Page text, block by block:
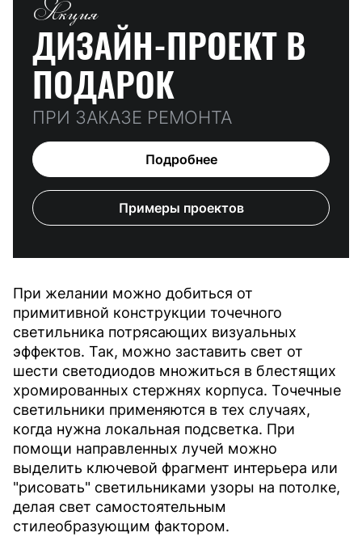
Акция
ДИЗАЙН-ПРОЕКТ В
ПОДАРОК
ПРИ ЗАКАЗЕ РЕМОНТА
Подробнее
Примеры проектов
При желании можно добиться от
примитивной конструкции точечного
светильника потрясающих визуальных
эффектов. Так, можно заставить свет от
шести светодиодов множиться в блестящих
хромированных стержнях корпуса. Точечные
светильники применяются в тех случаях,
когда нужна локальная подсветка. При
помощи направленных лучей можно
выделить ключевой фрагмент интерьера или
"рисовать" светильниками узоры на потолке,
делая свет самостоятельным
стилеобразующим фактором.